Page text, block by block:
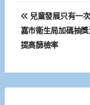
文
章
導
覽
兒童發展只有一次
嘉市衛生局加碼抽
提高篩檢率